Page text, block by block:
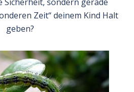
Zeit“ deinem Kind Halt
geben?